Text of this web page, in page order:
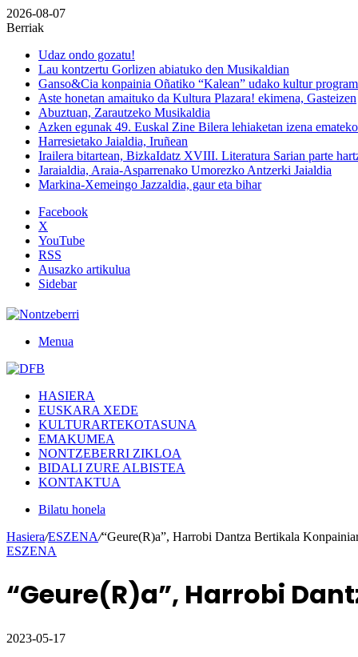
2026-08-07
Berriak
Udaz ondo gozatu!
Lau kontzertu Gorlizen abiatuko den Musikaldian
Ganso&Cia konpainia Oñatiko “Kalean” udako kultur
Aste honetan amaituko da Kultura Plazara! ekimena, Gasteizen
Abuztuan, Zarautzeko Musikaldia
Azken egunak 49. Euskal Zine Bilera lehiaketan izena emateko
Harresietako Jaialdia, Iruñean
Irailera bitartean, BizkaIdatz XVIII. Literatura Sarian parte
Jaraialdia, Araia-Asparrenako Umorezko Antzerki Jaialdia
Markina-Xemeingo Jazzaldia, gaur eta bihar
Facebook
X
YouTube
RSS
Ausazko artikulua
Sidebar
Menua
HASIERA
EUSKARA XEDE
KULTURARTEKOTASUNA
EMAKUMEA
NONTZEBERRI ZIKLOA
BIDALI ZURE ALBISTEA
KONTAKTUA
Bilatu honela
Hasiera/ESZENA/“Geure(R)a”, Harrobi Dantza Bertikala
ESZENA
“Geure(R)a”, Harrobi
2023-05-17